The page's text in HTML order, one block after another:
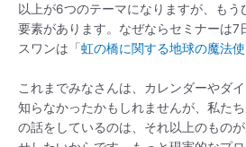
以上が6つのテーマになりますが、も
要素があります。なぜならセミナーは7
スワンは「 虹の橋に関する地球の魔法
これまでみなさんは、カレンダーやダ
知らなかったかもしれませんが、私た
の話をしているのは、それ以上のもの